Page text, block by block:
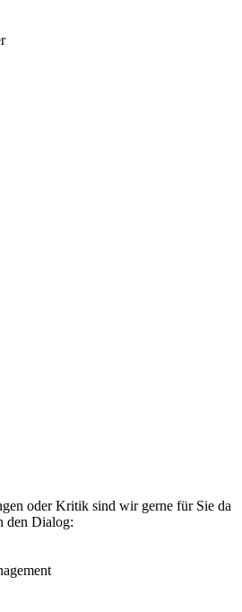
oder Kritik sind wir gerne für Sie da
den Dialog: